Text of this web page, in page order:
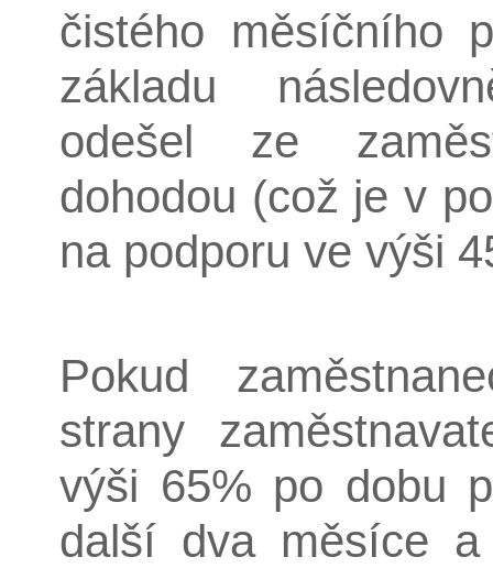
čistého měsíčního
základu
odešel ze
dohodou (což je v
na podporu ve výši
Pokud
strany
výši 65% po dobu
další dva měsíce